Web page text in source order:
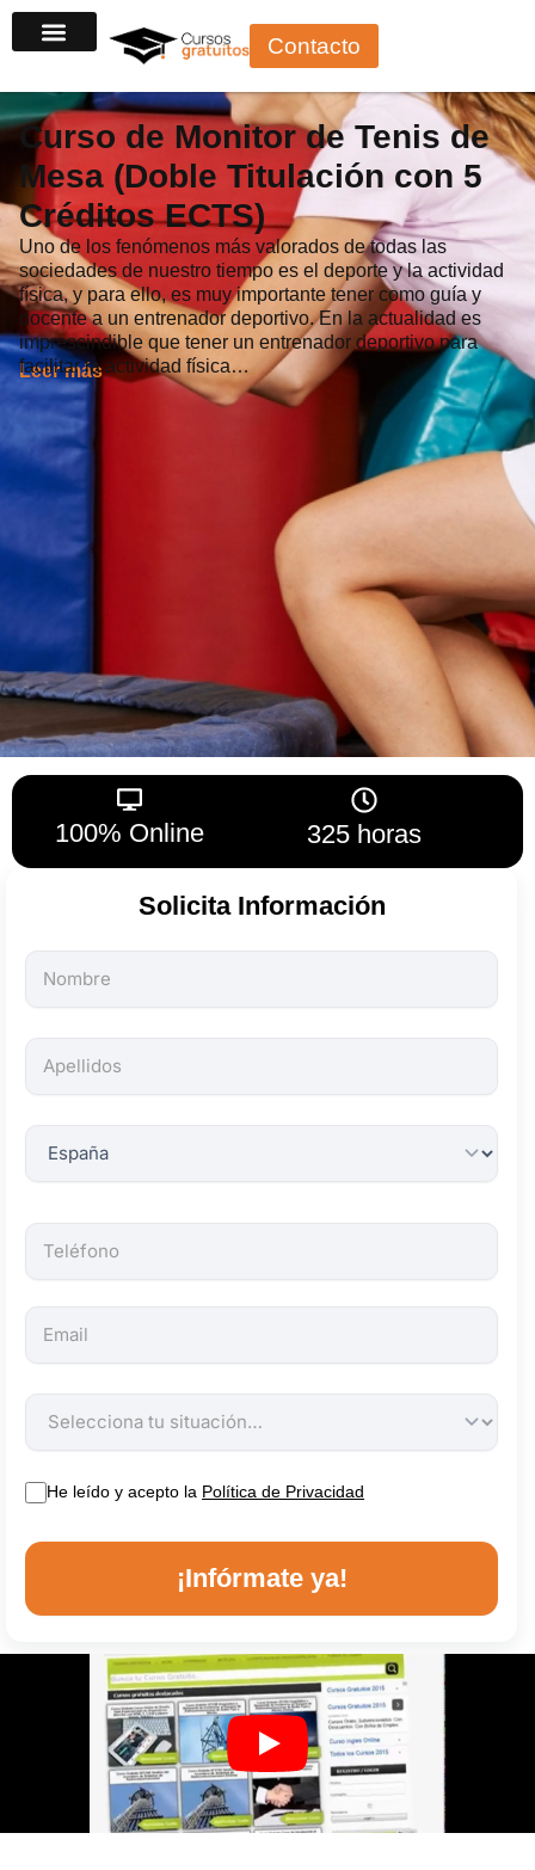
al
Contacto
Curso de Monitor de Tenis de
Mesa (Doble Titulación con 5
Créditos ECTS)
Uno de los fenómenos más valorados de todas las
sociedades de nuestro tiempo es el deporte y la actividad
física, y para ello, es muy importante tener como guía y
docente a un entrenador deportivo. En la actualidad es
imprescindible que tener un entrenador deportivo para
facilitar la actividad física…
Leer más
100% Online 325 horas
Solicita Información
Todos
los
son
obligatorios.
He leído y acepto la Política de Privacidad
¡Infórmate ya!